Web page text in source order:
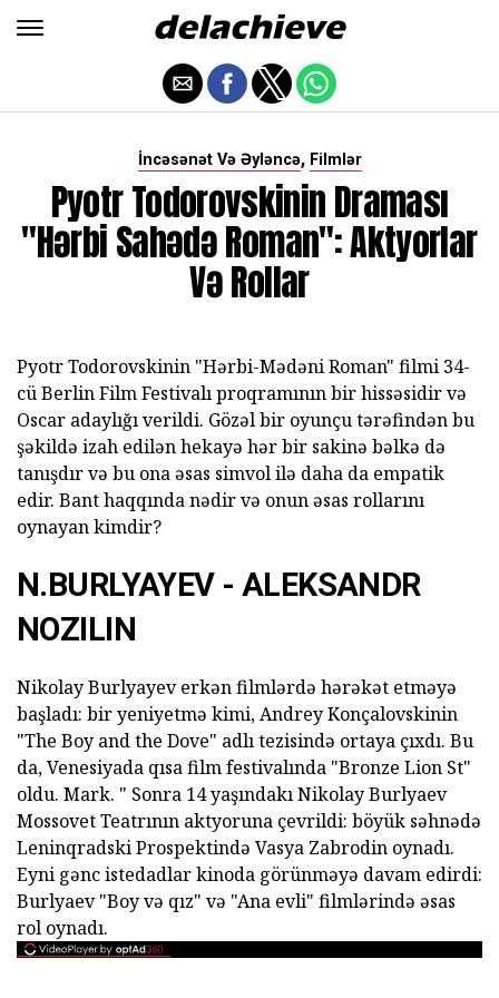
İncəsənət Və Əyləncə, Filmlər
Pyotr Todorovskinin Draması
"Hərbi Sahədə Roman": Aktyorlar
Və Rollar
Pyotr Todorovskinin "Hərbi-Mədəni Roman" filmi 34-
cü Berlin Film Festivalı proqramının bir hissəsidir və
Oscar adaylığı verildi. Gözəl bir oyunçu tərəfindən bu
şəkildə izah edilən hekayə hər bir sakinə bəlkə də
tanışdır və bu ona əsas simvol ilə daha da empatik
edir. Bant haqqında nədir və onun əsas rollarını
oynayan kimdir?
N.BURLYAYEV - ALEKSANDR
NOZILIN
Nikolay Burlyayev erkən filmlərdə hərəkət etməyə
başladı: bir yeniyetmə kimi, Andrey Konçalovskinin
"The Boy and the Dove" adlı tezisində ortaya çıxdı. Bu
da, Venesiyada qısa film festivalında "Bronze Lion St"
oldu. Mark. " Sonra 14 yaşındakı Nikolay Burlyaev
Mossovet Teatrının aktyoruna çevrildi: böyük səhnədə
Leninqradski Prospektində Vasya Zabrodin oynadı.
Eyni gənc istedadlar kinoda görünməyə davam edirdi:
Burlyaev "Boy və qız" və "Ana evli" filmlərində əsas
rol oynadı.